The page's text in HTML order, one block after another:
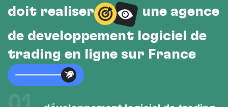
doit réaliser
une agence
de développement logiciel de
trading en ligne sur France